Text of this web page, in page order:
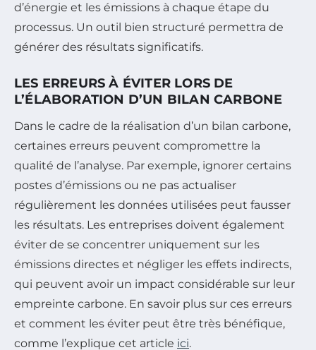
d’énergie et les émissions à chaque étape du
processus. Un outil bien structuré permettra de
générer des résultats significatifs.
LES ERREURS À ÉVITER LORS DE
L’ÉLABORATION D’UN BILAN CARBONE
Dans le cadre de la réalisation d’un bilan carbone,
certaines erreurs peuvent compromettre la
qualité de l’analyse. Par exemple, ignorer certains
postes d’émissions ou ne pas actualiser
régulièrement les données utilisées peut fausser
les résultats. Les entreprises doivent également
éviter de se concentrer uniquement sur les
émissions directes et négliger les effets indirects,
qui peuvent avoir un impact considérable sur leur
empreinte carbone. En savoir plus sur ces erreurs
et comment les éviter peut être très bénéfique,
comme l’explique cet article ici.